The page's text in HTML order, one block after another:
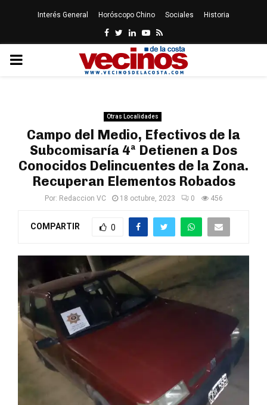
Interés General Horóscopo Chino Sociales Historia
Facebook
Twitter
LinkedinYoutube
Rss
PRIMARY
Otras Localidades
Campo del Medio, Efectivos de la
Subcomisaría 4ª Detienen a Dos
Conocidos Delincuentes de la Zona.
Recuperan Elementos Robados
Por: Redaccion VC 18 octubre, 2023 0 456
COMPARTIR 0